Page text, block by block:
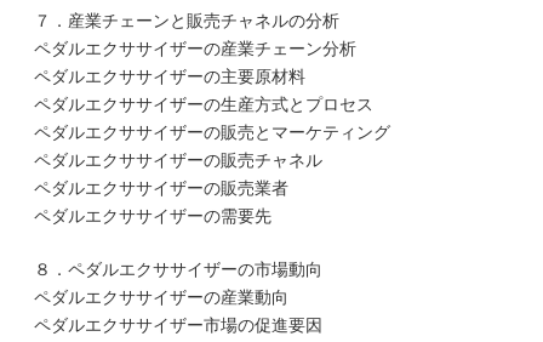
７．産業チェーンと販売チャネルの分析
ペダルエクササイザーの産業チェーン分析
ペダルエクササイザーの主要原材料
ペダルエクササイザーの生産方式とプロセス
ペダルエクササイザーの販売とマーケティング
ペダルエクササイザーの販売チャネル
ペダルエクササイザーの販売業者
ペダルエクササイザーの需要先
８．ペダルエクササイザーの市場動向
ペダルエクササイザーの産業動向
ペダルエクササイザー市場の促進要因